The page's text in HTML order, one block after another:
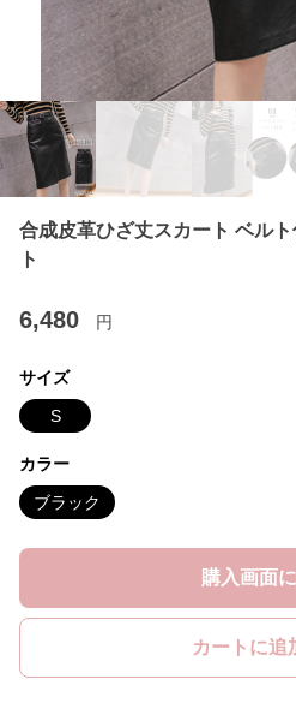
合成皮革ひざ丈スカート ベル
ト
6,480 円
サイズ
S
カラー
ブラック
購入画面
カートに追